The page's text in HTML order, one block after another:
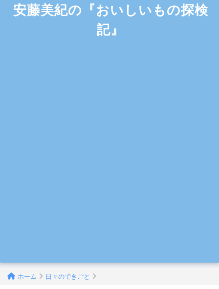
安藤美紀の『おいしいもの探検
記』
ホーム 日々のできごと